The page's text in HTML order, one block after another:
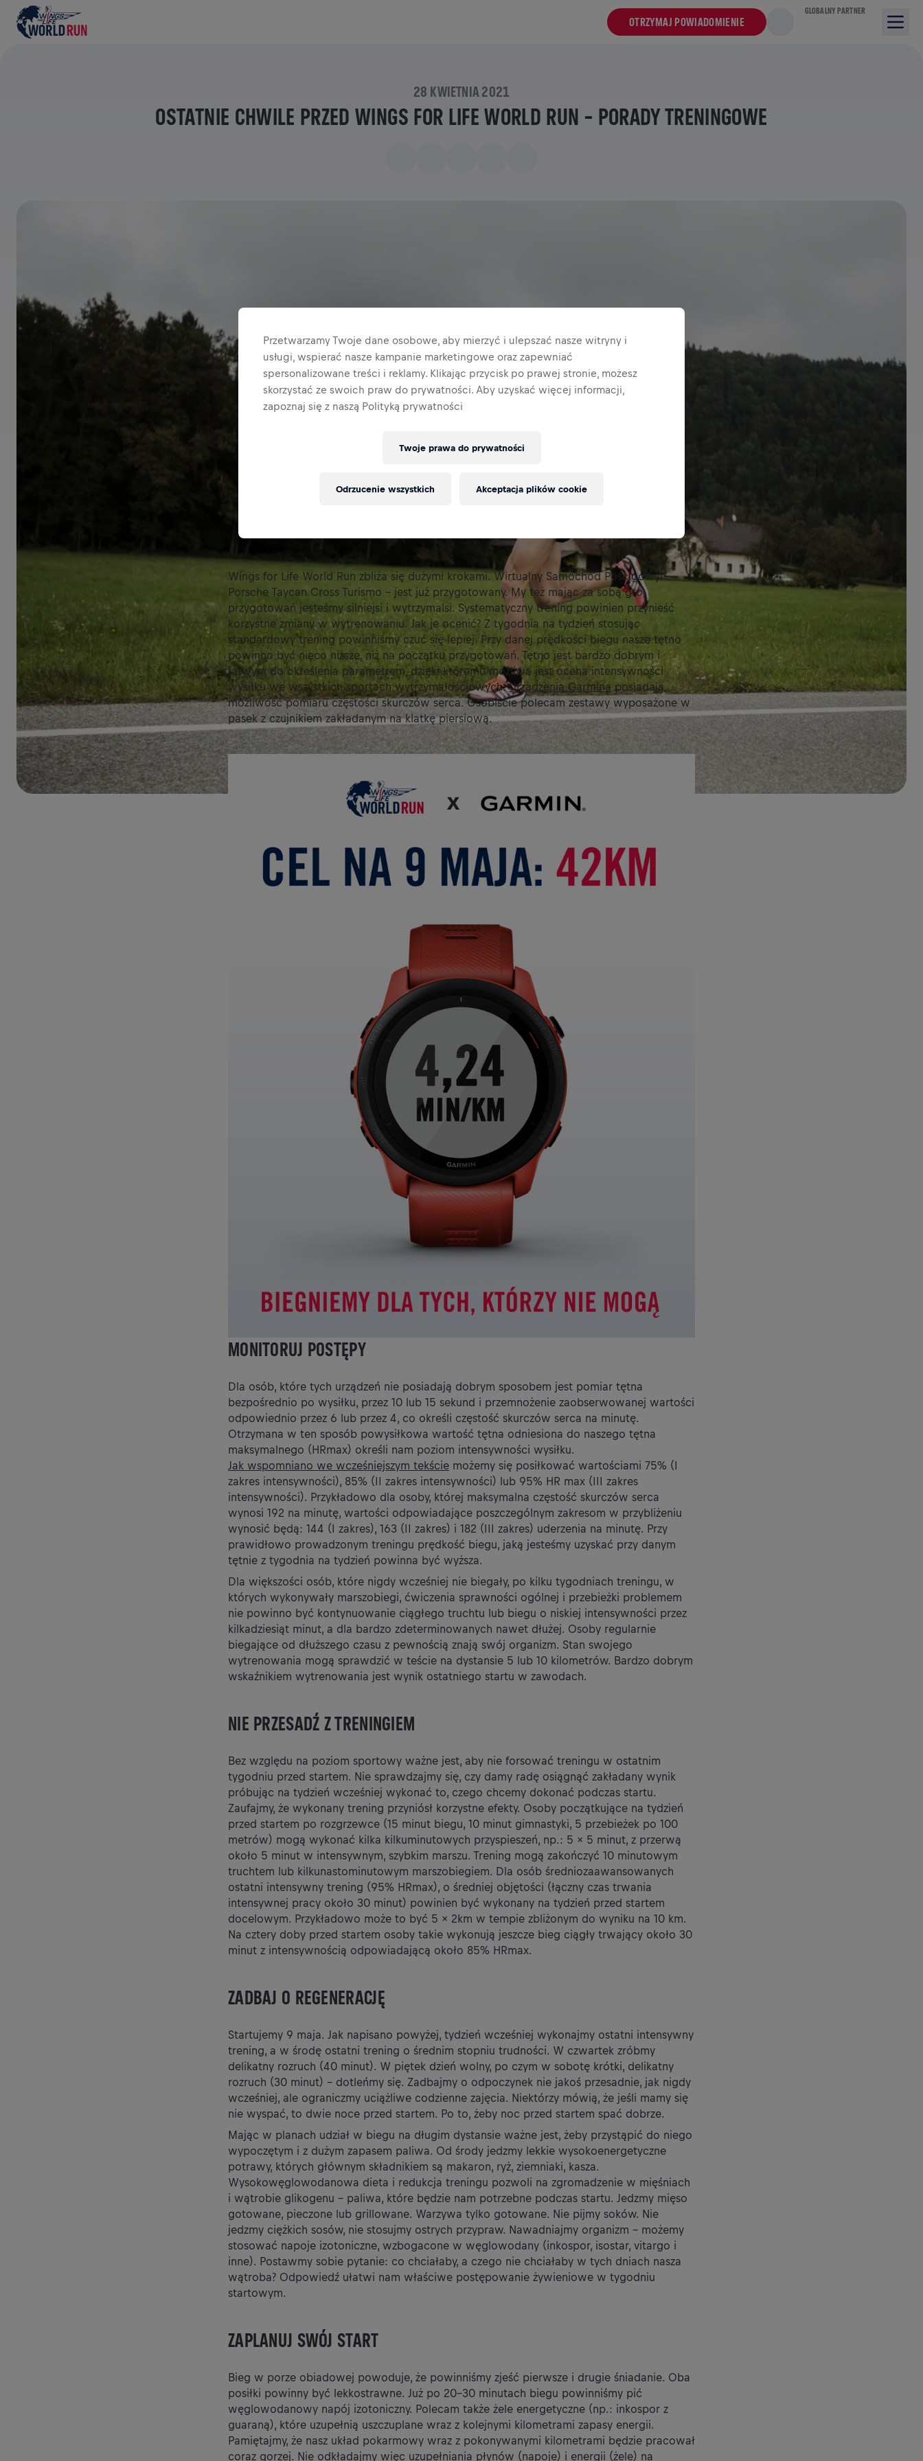
OTRZYMAJ POWIADOMIENIE
GLOBALNY PARTNER
28 KWIETNIA 2021
OSTATNIE CHWILE PRZED WINGS FOR LIFE WORLD RUN – PORADY TRENINGOWE
Wings for Life World Run zbliża się dużymi krokami. Wirtualny Samochód Pościgowy -
Porsche Taycan Cross Turismo - jest już przygotowany. My też mając za sobą gro
przygotowań jesteśmy silniejsi i wytrzymalsi. Systematyczny trening powinien przynieść
korzystne zmiany w wytrenowaniu. Jak je ocenić? Z tygodnia na tydzień stosując
standardowy trening powinniśmy czuć się lepiej. Przy danej prędkości biegu nasze tętno
powinno być nieco niższe, niż na początku przygotowań. Tętno jest bardzo dobrym i
łatwym do określenia parametrem, dzięki któremu możliwa jest ocena intensywności
wysiłku we wszystkich sportach wytrzymałościowych.Urządzenia Garminaposiadają
możliwość pomiaru częstości skurczów serca. Osobiście polecam zestawy wyposażone w
pasek z czujnikiem zakładanym na klatkę piersiową.
MONITORUJ POSTĘPY
Dla osób, które tych urządzeń nie posiadają dobrym sposobem jest pomiar tętna
bezpośrednio po wysiłku, przez 10 lub 15 sekund i przemnożenie zaobserwowanej wartości
odpowiednio przez 6 lub przez 4, co określi częstość skurczów serca na minutę.
Otrzymana w ten sposób powysiłkowa wartość tętna odniesiona do naszego tętna
maksymalnego (HRmax) określi nam poziom intensywności wysiłku.
Jak wspomniano we wcześniejszym tekście możemy się posiłkować wartościami 75% (I
zakres intensywności), 85% (II zakres intensywności) lub 95% HR max (III zakres
intensywności). Przykładowo dla osoby, której maksymalna częstość skurczów serca
wynosi 192 na minutę, wartości odpowiadające poszczególnym zakresom w przybliżeniu
wynosić będą: 144 (I zakres), 163 (II zakres) i 182 (III zakres) uderzenia na minutę. Przy
prawidłowo prowadzonym treningu prędkość biegu, jaką jesteśmy uzyskać przy danym
tętnie z tygodnia na tydzień powinna być wyższa.
Dla większości osób, które nigdy wcześniej nie biegały, po kilku tygodniach treningu, w
których wykonywały marszobiegi, ćwiczenia sprawności ogólnej i przebieżki problemem
nie powinno być kontynuowanie ciągłego truchtu lub biegu o niskiej intensywności przez
kilkadziesiąt minut, a dla bardzo zdeterminowanych nawet dłużej. Osoby regularnie
biegające od dłuższego czasu z pewnością znają swój organizm. Stan swojego
wytrenowania mogą sprawdzić w teście na dystansie 5 lub 10 kilometrów. Bardzo dobrym
wskaźnikiem wytrenowania jest wynik ostatniego startu w zawodach.
NIE PRZESADŹ Z TRENINGIEM
Bez względu na poziom sportowy ważne jest, aby nie forsować treningu w ostatnim
tygodniu przed startem. Nie sprawdzajmy się, czy damy radę osiągnąć zakładany wynik
próbując na tydzień wcześniej wykonać to, czego chcemy dokonać podczas startu.
Zaufajmy, że wykonany trening przyniósł korzystne efekty. Osoby początkujące na tydzień
przed startem po rozgrzewce (15 minut biegu, 10 minut gimnastyki, 5 przebieżek po 100
metrów) mogą wykonać kilka kilkuminutowych przyspieszeń, np.: 5 x 5 minut, z przerwą
około 5 minut w intensywnym, szybkim marszu. Trening mogą zakończyć 10 minutowym
truchtem lub kilkunastominutowym marszobiegiem. Dla osób średniozaawansowanych
ostatni intensywny trening (95% HRmax), o średniej objętości (łączny czas trwania
intensywnej pracy około 30 minut) powinien być wykonany na tydzień przed startem
docelowym. Przykładowo może to być 5 x 2km w tempie zbliżonym do wyniku na 10 km.
Na cztery doby przed startem osoby takie wykonują jeszcze bieg ciągły trwający około 30
minut z intensywnością odpowiadającą około 85% HRmax.
ZADBAJ O REGENERACJĘ
Startujemy 9 maja. Jak napisano powyżej, tydzień wcześniej wykonajmy ostatni intensywny
trening, a w środę ostatni trening o średnim stopniu trudności. W czwartek zróbmy
delikatny rozruch (40 minut). W piętek dzień wolny, po czym w sobotę krótki, delikatny
rozruch (30 minut) - dotleńmy się. Zadbajmy o odpoczynek nie jakoś przesadnie, jak nigdy
wcześniej, ale ograniczmy uciążliwe codzienne zajęcia. Niektórzy mówią, że jeśli mamy się
nie wyspać, to dwie noce przed startem. Po to, żeby noc przed startem spać dobrze.
Mając w planach udział w biegu na długim dystansie ważne jest, żeby przystąpić do niego
wypoczętym i z dużym zapasem paliwa. Od środy jedzmy lekkie wysokoenergetyczne
potrawy, których głównym składnikiem są makaron, ryż, ziemniaki, kasza.
Wysokowęglowodanowa dieta i redukcja treningu pozwoli na zgromadzenie w mięśniach
i wątrobie glikogenu – paliwa, które będzie nam potrzebne podczas startu. Jedzmy mięso
gotowane, pieczone lub grillowane. Warzywa tylko gotowane. Nie pijmy soków. Nie
jedzmy ciężkich sosów, nie stosujmy ostrych przypraw. Nawadniajmy organizm – możemy
stosować napoje izotoniczne, wzbogacone w węglowodany (inkospor, isostar, vitargo i
inne). Postawmy sobie pytanie: co chciałaby, a czego nie chciałaby w tych dniach nasza
wątroba? Odpowiedź ułatwi nam właściwe postępowanie żywieniowe w tygodniu
startowym.
ZAPLANUJ SWÓJ START
Bieg w porze obiadowej powoduje, że powinniśmy zjeść pierwsze i drugie śniadanie. Oba
posiłki powinny być lekkostrawne. Już po 20-30 minutach biegu powinniśmy pić
węglowodanowy napój izotoniczny. Polecam także żele energetyczne (np.: inkospor z
guaraną), które uzupełnią uszczuplane wraz z kolejnymi kilometrami zapasy energii.
Pamiętajmy, że nasz układ pokarmowy wraz z pokonywanymi kilometrami będzie pracował
coraz gorzej. Nie odkładajmy więc uzupełniania płynów (napoje) i energii (żele) na
Przetwarzamy Twoje dane osobowe, aby mierzyć i ulepszać nasze witryny i
usługi, wspierać nasze kampanie marketingowe oraz zapewniać
spersonalizowane treści i reklamy. Klikając przycisk po prawej stronie, możesz
skorzystać ze swoich praw do prywatności. Aby uzyskać więcej informacji,
zapoznaj się z naszą Polityką prywatności
Twoje prawa do prywatności
Odrzucenie wszystkich Akceptacja plików cookie